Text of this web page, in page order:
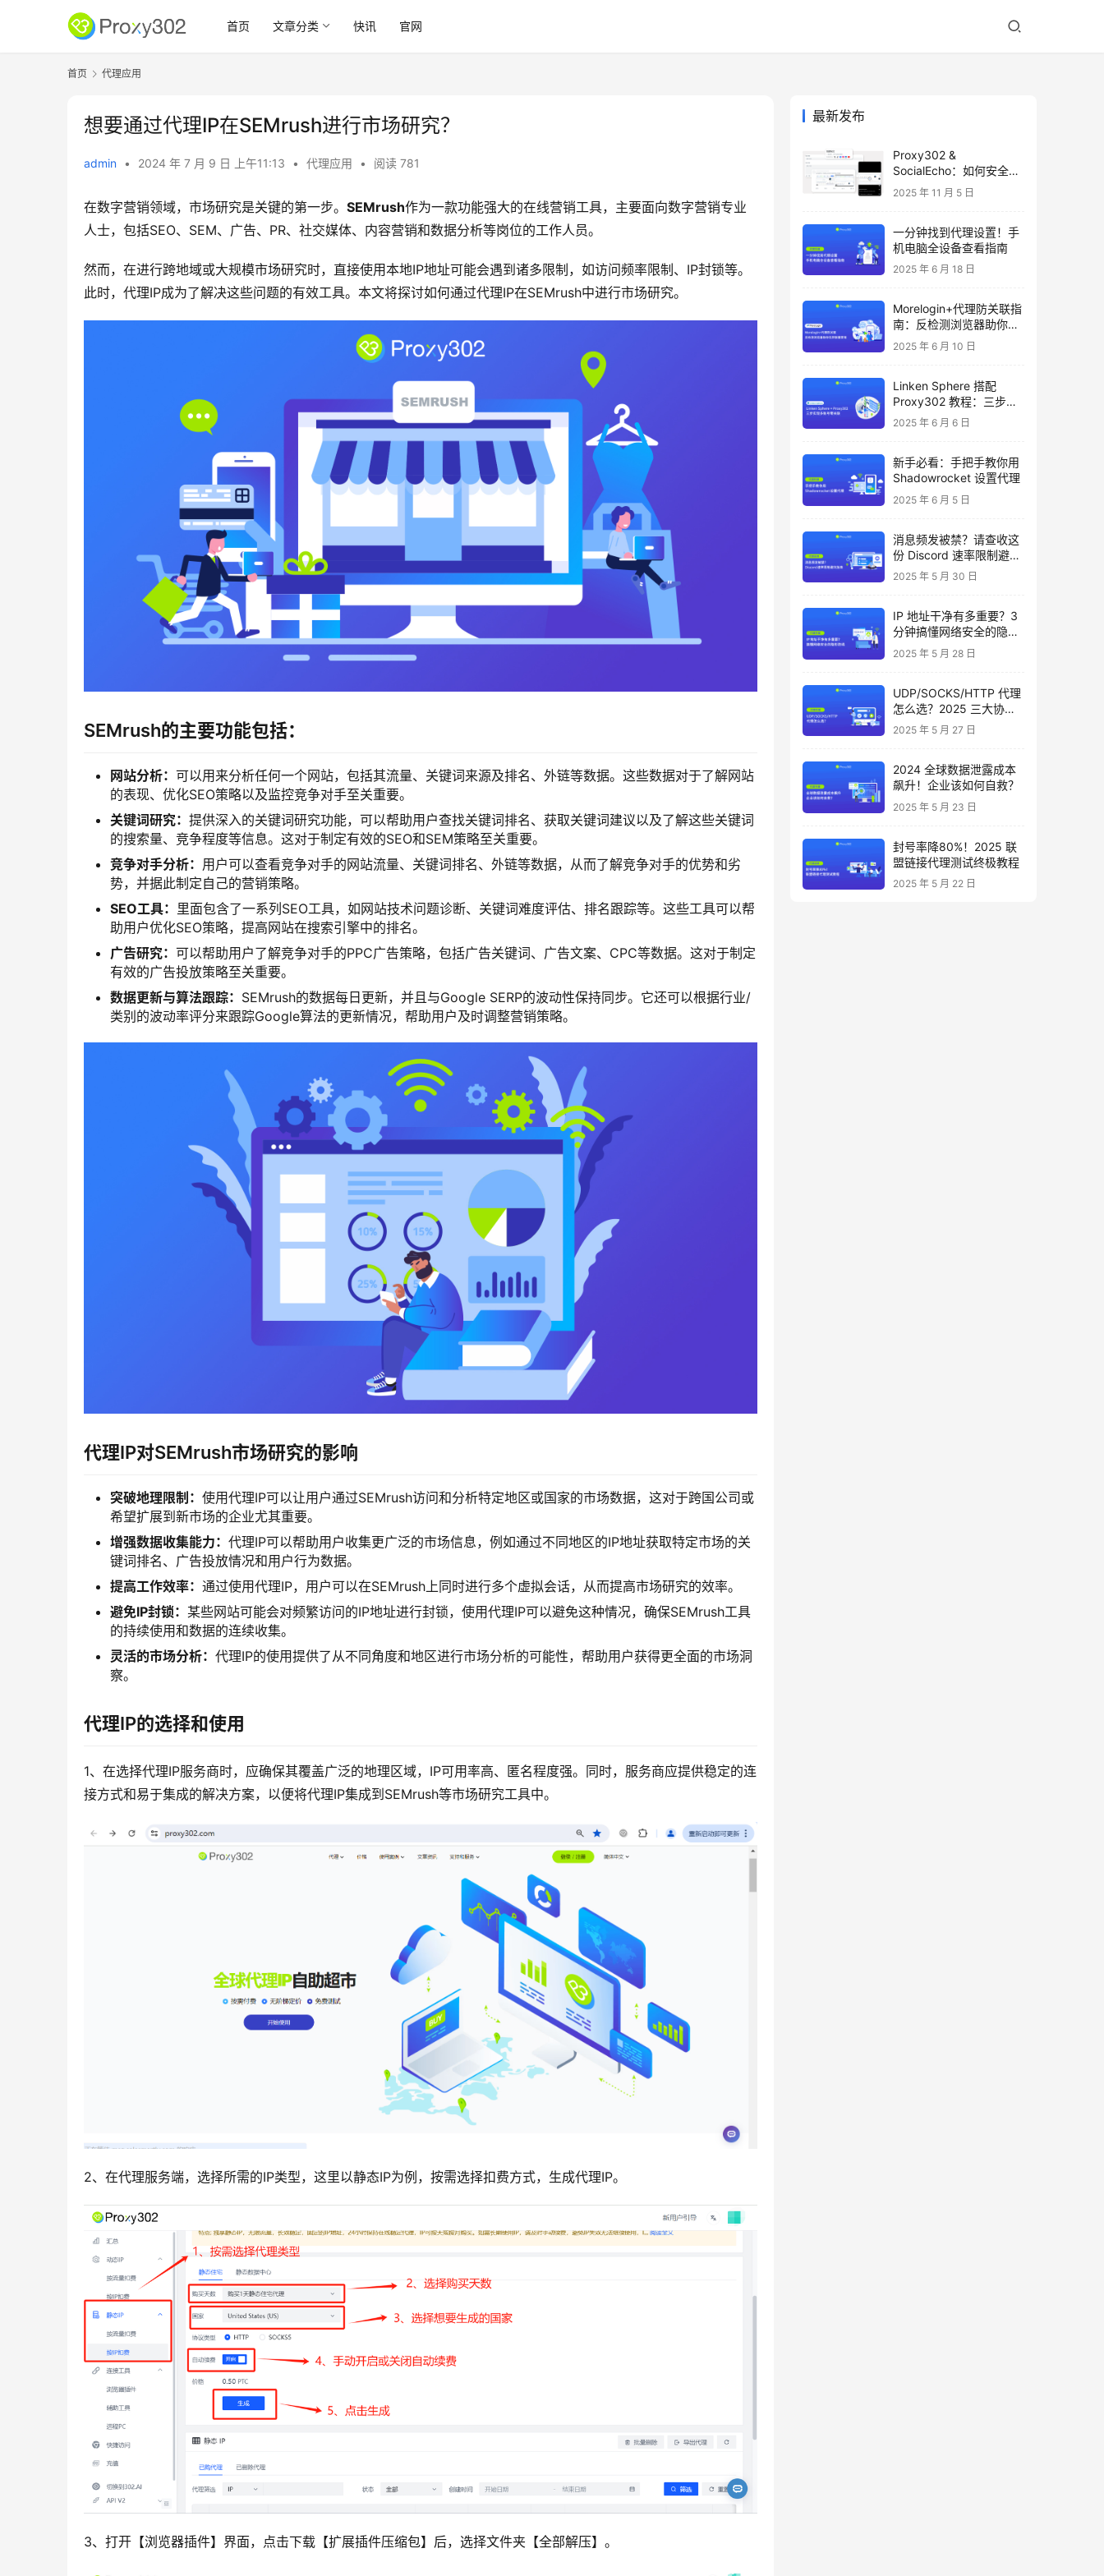
首页 文章分类 快讯 官网
首页 代理应用
想要通过代理IP在SEMrush进行市场研究？
admin • 2024 年 7 月 9 日 上午11:13 • 代理应用 • 阅读 781
在数字营销领域，市场研究是关键的第一步。 SEMrush作为一款功能强大的在线营销工具，主要面向数字营销专业
人士，包括SEO、SEM、广告、PR、社交媒体、内容营销和数据分析等岗位的工作人员。
然而，在进行跨地域或大规模市场研究时，直接使用本地IP地址可能会遇到诸多限制，如访问频率限制、IP封锁等。
此时，代理IP成为了解决这些问题的有效工具。本文将探讨如何通过代理IP在SEMrush中进行市场研究。
SEMrush的主要功能包括：
网站分析： 可以用来分析任何一个网站，包括其流量、关键词来源及排名、外链等数据。这些数据对于了解网站
的表现、优化SEO策略以及监控竞争对手至关重要。
关键词研究： 提供深入的关键词研究功能，可以帮助用户查找关键词排名、获取关键词建议以及了解这些关键词
的搜索量、竞争程度等信息。这对于制定有效的SEO和SEM策略至关重要。
竞争对手分析： 用户可以查看竞争对手的网站流量、关键词排名、外链等数据，从而了解竞争对手的优势和劣
势，并据此制定自己的营销策略。
SEO工具： 里面包含了一系列SEO工具，如网站技术问题诊断、关键词难度评估、排名跟踪等。这些工具可以帮
助用户优化SEO策略，提高网站在搜索引擎中的排名。
广告研究： 可以帮助用户了解竞争对手的PPC广告策略，包括广告关键词、广告文案、CPC等数据。这对于制定
有效的广告投放策略至关重要。
数据更新与算法跟踪： SEMrush的数据每日更新，并且与Google SERP的波动性保持同步。它还可以根据行业/
类别的波动率评分来跟踪Google算法的更新情况，帮助用户及时调整营销策略。
代理IP对SEMrush市场研究的影响
突破地理限制： 使用代理IP可以让用户通过SEMrush访问和分析特定地区或国家的市场数据，这对于跨国公司或
希望扩展到新市场的企业尤其重要。
增强数据收集能力： 代理IP可以帮助用户收集更广泛的市场信息，例如通过不同地区的IP地址获取特定市场的关
键词排名、广告投放情况和用户行为数据。
提高工作效率： 通过使用代理IP，用户可以在SEMrush上同时进行多个虚拟会话，从而提高市场研究的效率。
避免IP封锁： 某些网站可能会对频繁访问的IP地址进行封锁，使用代理IP可以避免这种情况，确保SEMrush工具
的持续使用和数据的连续收集。
灵活的市场分析： 代理IP的使用提供了从不同角度和地区进行市场分析的可能性，帮助用户获得更全面的市场洞
察。
代理IP的选择和使用
1、在选择代理IP服务商时，应确保其覆盖广泛的地理区域，IP可用率高、匿名程度强。同时，服务商应提供稳定的连
接方式和易于集成的解决方案，以便将代理IP集成到SEMrush等市场研究工具中。
2、在代理服务端，选择所需的IP类型，这里以静态IP为例，按需选择扣费方式，生成代理IP。
3、打开【浏览器插件】界面，点击下载【扩展插件压缩包】后，选择文件夹【全部解压】。
最新发布
Proxy302 &
SocialEcho：如何安全高
效地管理多个 Facebook
2025 年 11 月 5 日
一分钟找到代理设置！手
机电脑全设备查看指南
2025 年 6 月 18 日
Morelogin+代理防关联指
南：反检测浏览器助你玩
转联盟营销
2025 年 6 月 10 日
Linken Sphere 搭配
Proxy302 教程：三步实
现多账号零关联
2025 年 6 月 6 日
新手必看：手把手教你用
Shadowrocket 设置代理
2025 年 6 月 5 日
消息频发被禁？请查收这
份 Discord 速率限制避坑
指南
2025 年 5 月 30 日
IP 地址干净有多重要？3
分钟搞懂网络安全的隐形
防线
2025 年 5 月 28 日
UDP/SOCKS/HTTP 代理
怎么选？2025 三大协议
对比指南
2025 年 5 月 27 日
2024 全球数据泄露成本
飙升！企业该如何自救？
2025 年 5 月 23 日
封号率降80%！2025 联
盟链接代理测试终极教程
2025 年 5 月 22 日